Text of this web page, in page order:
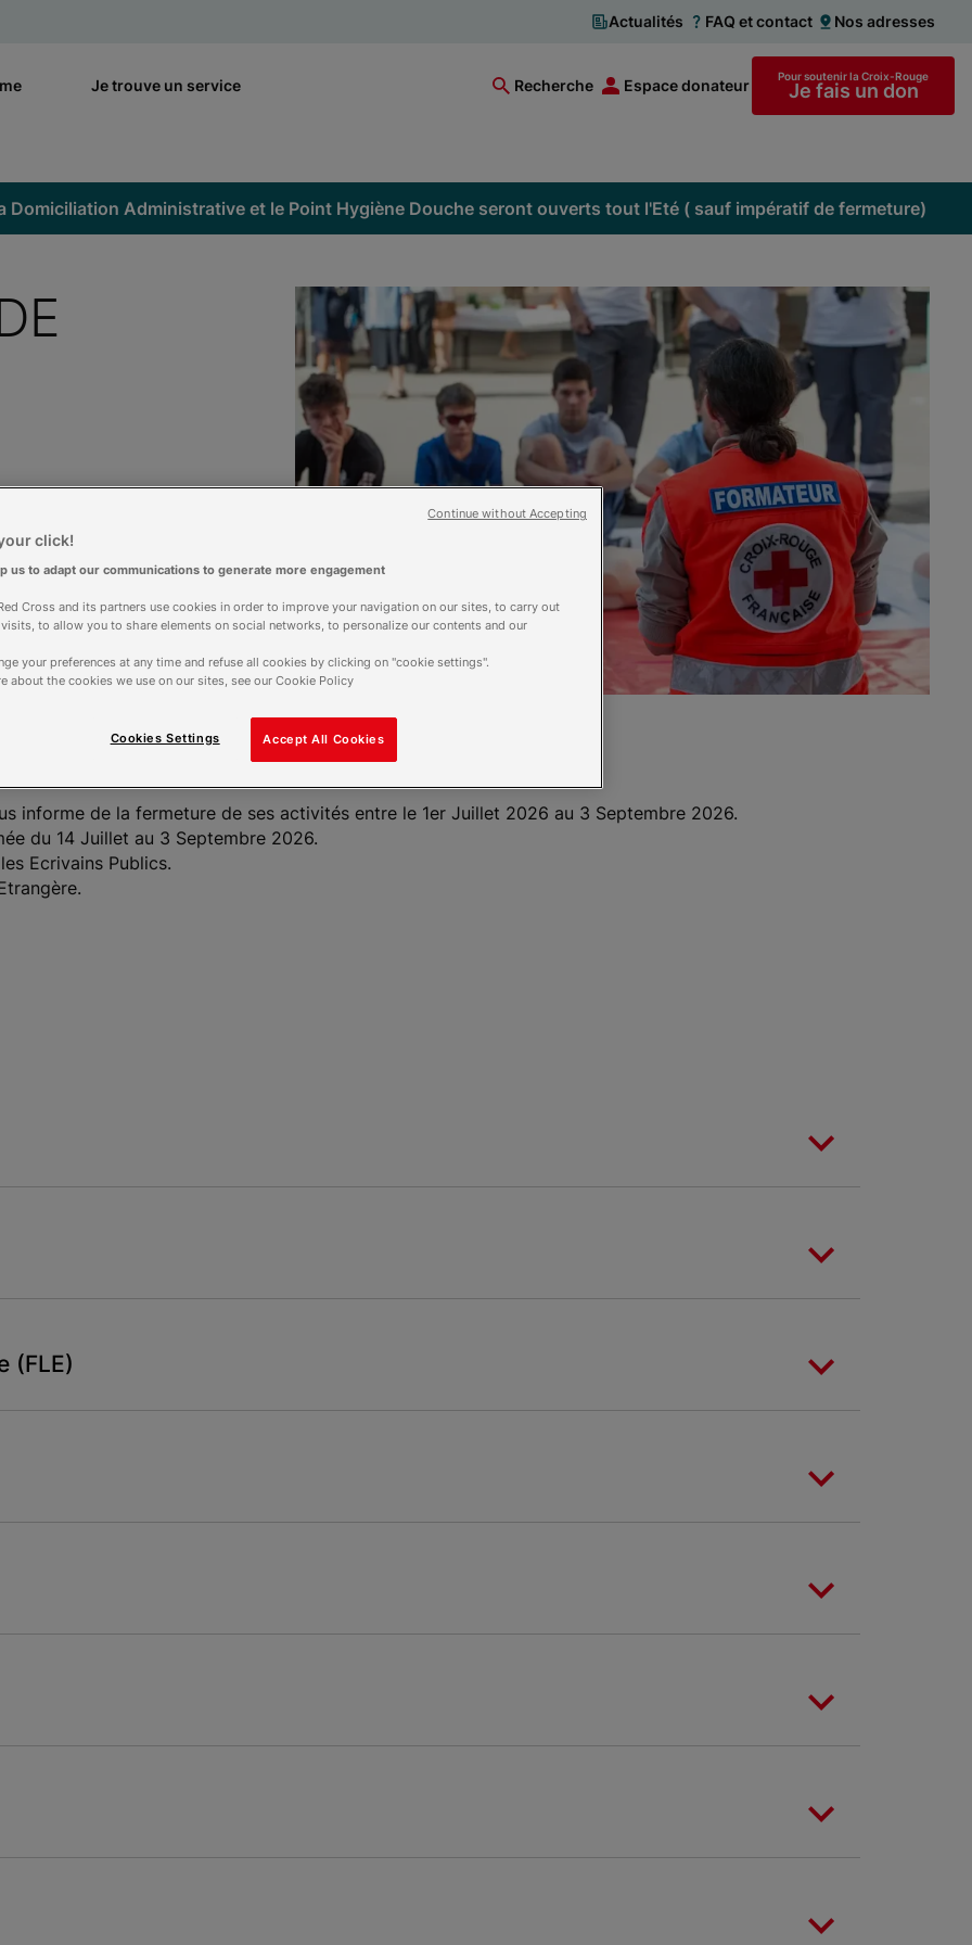
Actualités FAQ et contact Nos adresses
Je trouve un service Recherche Espace donateur Pour soutenir la Croix-Rouge
Je fais un don
Domiciliation Administrative et le Point Hygiène Douche seront ouverts tout l'Eté ( sauf impératif de fermeture)
- 20h00
aujourd'hui
le 4 septembre
informe de la fermeture de ses activités entre le 1er Juillet 2026 au 3 Septembre 2026.
du 14 Juillet au 3 Septembre 2026.
Ecrivains Publics.
(FLE)
click!
us to adapt our communications to generate more engagement
Cross and its partners use cookies in order to improve your navigation on our sites, to carry out
to allow you to share elements on social networks, to personalize our contents and our
your preferences at any time and refuse all cookies by clicking on "cookie settings".
about the cookies we use on our sites, see our Cookie Policy
Accept All Cookies
Cookies Settings
Continue without Accepting